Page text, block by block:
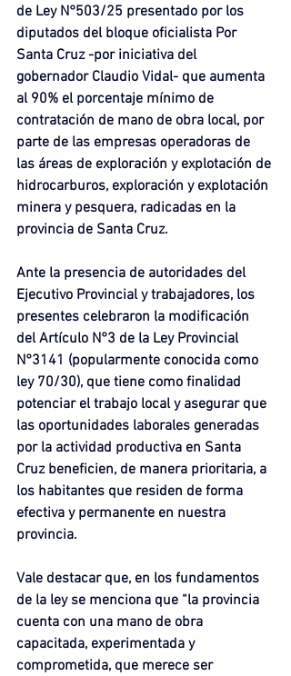
de Ley N°503/25 presentado por los
diputados del bloque oficialista Por
Santa Cruz -por iniciativa del
gobernador Claudio Vidal- que aumenta
al 90% el porcentaje mínimo de
contratación de mano de obra local, por
parte de las empresas operadoras de
las áreas de exploración y explotación de
hidrocarburos, exploración y explotación
minera y pesquera, radicadas en la
provincia de Santa Cruz.
Ante la presencia de autoridades del
Ejecutivo Provincial y trabajadores, los
presentes celebraron la modificación
del Artículo N°3 de la Ley Provincial
N°3141 (popularmente conocida como
ley 70/30), que tiene como finalidad
potenciar el trabajo local y asegurar que
las oportunidades laborales generadas
por la actividad productiva en Santa
Cruz beneficien, de manera prioritaria, a
los habitantes que residen de forma
efectiva y permanente en nuestra
provincia.
Vale destacar que, en los fundamentos
de la ley se menciona que “la provincia
cuenta con una mano de obra
capacitada, experimentada y
comprometida, que merece ser